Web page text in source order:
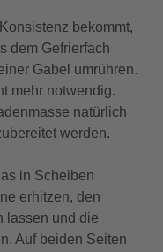
bekommt,
dem Gefrierfach
Gabel umrühren.
mehr notwendig.
natürlich
werden.
in Scheiben
erhitzen, den
lassen und die
Auf beiden Seiten